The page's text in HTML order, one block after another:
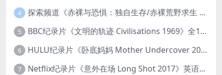
4 探索频道《赤裸与恐惧：独自生存/赤裸荒野求生 Naked and Afraid: Solo 2023》第一季全8集 英语中英双字 官方纯净版 高码1080P/MKV/45.4G
5 BBC纪录片《文明的轨迹 Civilisations 1969》全13集 英语中英双字 高清收藏版 1080P/MKV/64.1G 西方艺术史话
6 HULU纪录片《卧底妈妈 Mother Undercover 2023》全4集 英语中英双字 官方纯净版 1080P/MKV/7.6G 拯救孩子
7 Netflix纪录片《意外在场 Long Shot 2017》英语中字 720P/NKV/1.06GB 美国谋杀误判案件